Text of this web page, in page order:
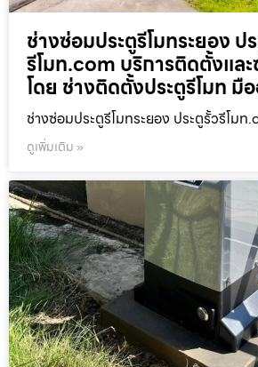
ช่างซ่อมประตูรีโมทระยอง ป
รีโมท.com บริการติดตั้งแล
โดย ช่างติดตั้งประตูรีโมท มื
ช่างซ่อมประตูรีโมทระยอง ประตูรั้วรีโมท.c
ดูเพิ่มเติม »